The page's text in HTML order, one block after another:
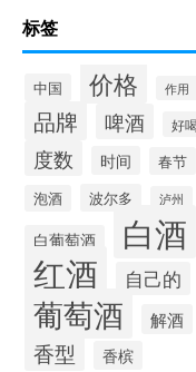
标签
中国 价格 作用
品牌 啤酒 好
度数 时间 春节
泡酒 波尔多 泸州
白葡萄酒 白酒
红酒 自己的
葡萄酒 解酒
香型 香槟